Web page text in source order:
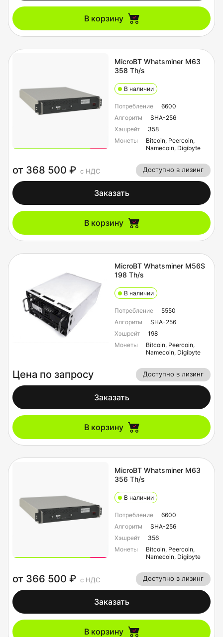
В корзину
MicroBT Whatsminer M63
358 Th/s
В наличии
Потребление
6600
Алгоритм
SHA-256
Хэшрейт
358
Монеты
Bitcoin, Peercoin,
Namecoin, Digibyte
от 368 500 ₽ с НДС Доступно в лизинг
Заказать
В корзину
MicroBT Whatsminer M56S
198 Th/s
В наличии
Потребление
5550
Алгоритм
SHA-256
Хэшрейт
198
Монеты
Bitcoin, Peercoin,
Namecoin, Digibyte
Цена по запросу Доступно в лизинг
Заказать
В корзину
MicroBT Whatsminer M63
356 Th/s
В наличии
Потребление
6600
Алгоритм
SHA-256
Хэшрейт
356
Монеты
Bitcoin, Peercoin,
Namecoin, Digibyte
от 366 500 ₽ с НДС Доступно в лизинг
Заказать
В корзину